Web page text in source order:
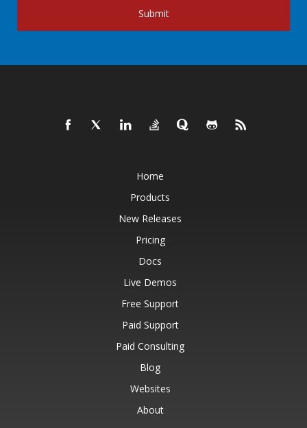
Submit
Home
Products
New Releases
Pricing
Docs
Live Demos
Free Support
Paid Support
Paid Consulting
Blog
Websites
About